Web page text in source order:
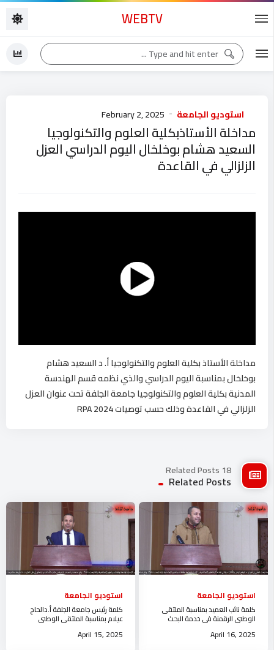
WEBTV
استوديو الجامعة February 2, 2025
مداخلة الأستاذبكلية العلوم والتكنولوجيا
السعيد هشام بوخلخال اليوم الدراسي العزل
الزلزالي في القاعدة
مداخلة الأستاذ بكلية العلوم والتكنولوجيا أ. د السعيد هشام
بوخلخال بمناسبة اليوم الدراسي والذي نظمه قسم الهندسة
المدنية بكلية العلوم والتكنولوجيا جامعة الجلفة تحت عنوان العزل
الزلزالي في القاعدة وذلك حسب توصيات RPA 2024
18 Related Posts
Related Posts
استوديو الجامعة
كلمة نائب العميد بمناسبة الملتقى
الوطني الرقمنة في خدمة البحث
العلمي في الجزائرالوضع الراهن و
الآفاق
April 16, 2025
استوديو الجامعة
كلمة رئيس جامعة الجلفة أ.دالحاج
عيلام بمناسبة الملتقى الوطني
الرقمنة في خدمة البحث العلمي في
الجزائر
April 15, 2025